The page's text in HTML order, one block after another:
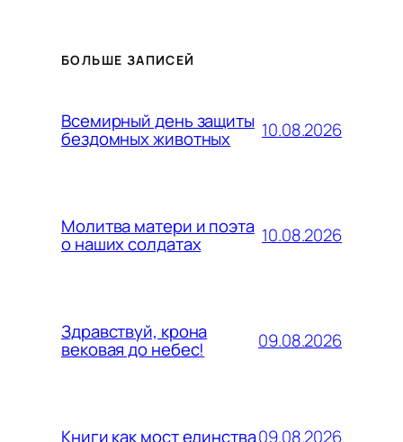
БОЛЬШЕ ЗАПИСЕЙ
Всемирный день защиты
бездомных животных 10.08.2026
Молитва матери и поэта
о наших солдатах 10.08.2026
Здравствуй, крона
вековая до небес! 09.08.2026
Книги как мост единства09.08.2026